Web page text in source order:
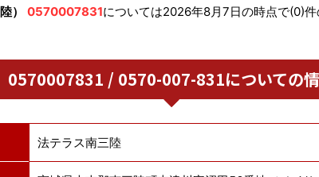
）
0570007831については2026年8月7日の時点で(0)件
0570007831 / 0570-007-831についての
法テラス南三陸